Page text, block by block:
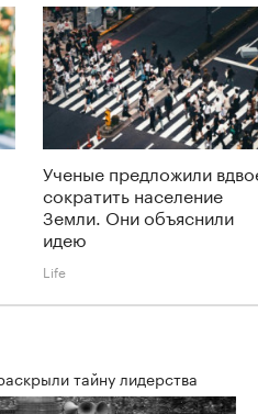
Ученые предложили
сократить население
Земли. Они объяснили
идею
Life
тайну лидерства